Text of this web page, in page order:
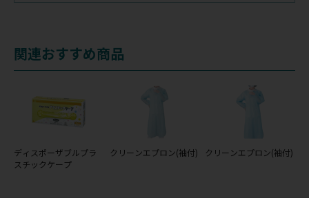
関連おすすめ商品
ディスポーザブルプラ
スチックケープ
クリーンエプロン(袖付) クリーンエプロン(袖付)